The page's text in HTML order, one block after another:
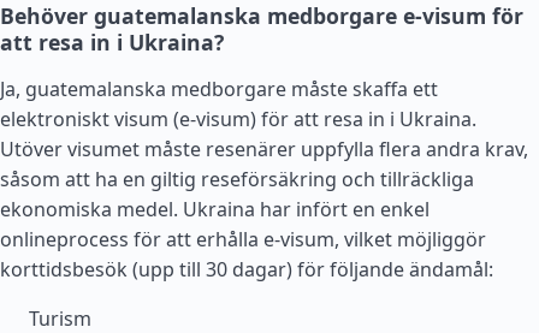
Behöver guatemalanska medborgare e-visum för
att resa in i Ukraina?
Ja, guatemalanska medborgare måste skaffa ett
elektroniskt visum (e-visum) för att resa in i Ukraina.
Utöver visumet måste resenärer uppfylla flera andra krav,
såsom att ha en giltig reseförsäkring och tillräckliga
ekonomiska medel. Ukraina har infört en enkel
onlineprocess för att erhålla e-visum, vilket möjliggör
korttidsbesök (upp till 30 dagar) för följande ändamål:
Turism